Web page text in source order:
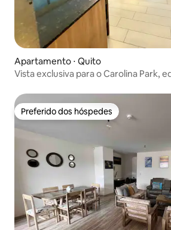
Apartamento ⋅ Quito
Vista exclusiva para o Carolina Park,
Preferido dos hóspedes
Preferido dos hóspedes